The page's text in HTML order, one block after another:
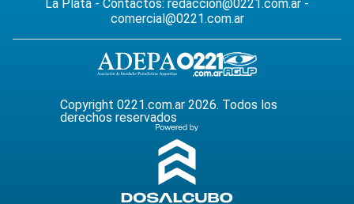
La Plata - Contactos: redaccion@0221.com.ar -
comercial@0221.com.ar
Copyright 0221.com.ar 2026. Todos los
derechos reservados